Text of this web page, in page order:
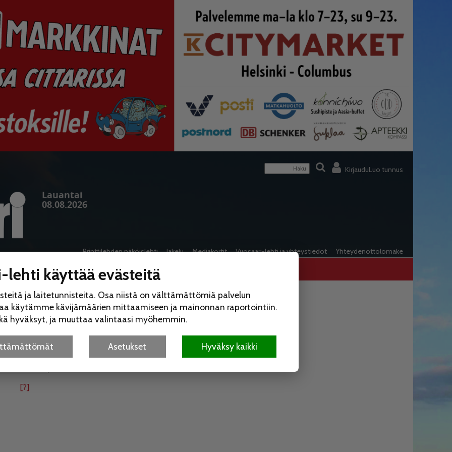
KirjauduLuo tunnus
Lauantai
08.08.2026
Printtilehden näköislehti Jakelu Mediakortit Vuosaari-lehti ja yhteystiedot Yhteydenottolomake
ja onnettomuudet Luonto Historia Pakinat
[?]
lehti käyttää evästeitä
ja laitetunnisteita. Osa niistä on välttämättömiä palvelun
käytämme kävijämäärien mittaamiseen ja mainonnan raportointiin.
hyväksyt, ja muuttaa valintaasi myöhemmin.
Asetukset Hyväksy kaikki